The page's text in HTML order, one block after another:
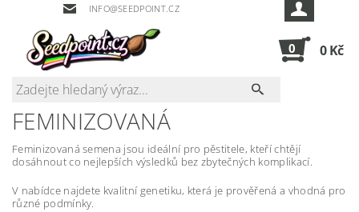
INFO@SEEDPOINT.CZ
0 0 Kč
FEMINIZOVANÁ
Feminizovaná semena jsou ideální pro pěstitele, kteří chtějí
dosáhnout co nejlepších výsledků bez zbytečných komplikací.
V nabídce najdete kvalitní genetiku, která je prověřená a vhodná pro
různé podmínky.